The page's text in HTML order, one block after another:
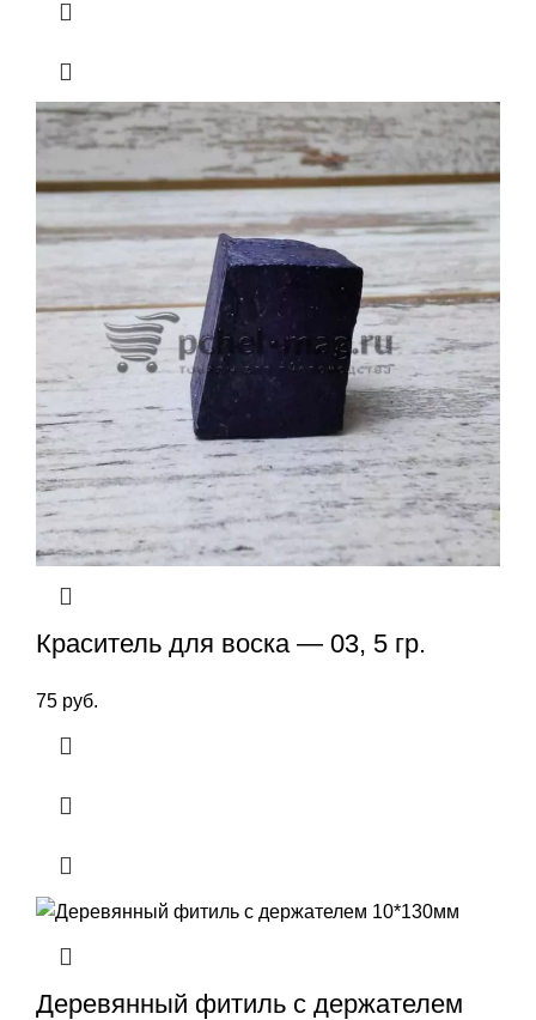
Краситель для воска — 03, 5 гр.
75 руб.
Деревянный фитиль с держателем